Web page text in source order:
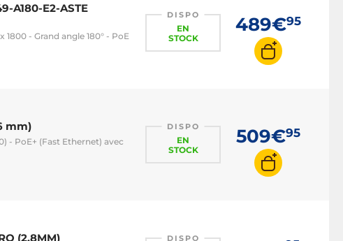
A180-E2-ASTE
- Grand angle 180° - PoE
DISPO
EN
STOCK
489€95
mm)
- PoE+ (Fast Ethernet) avec
DISPO
EN
STOCK
509€95
(2.8MM) DISPO